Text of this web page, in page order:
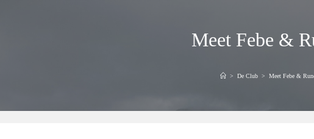
Meet Febe &
> De Club > Meet Febe &